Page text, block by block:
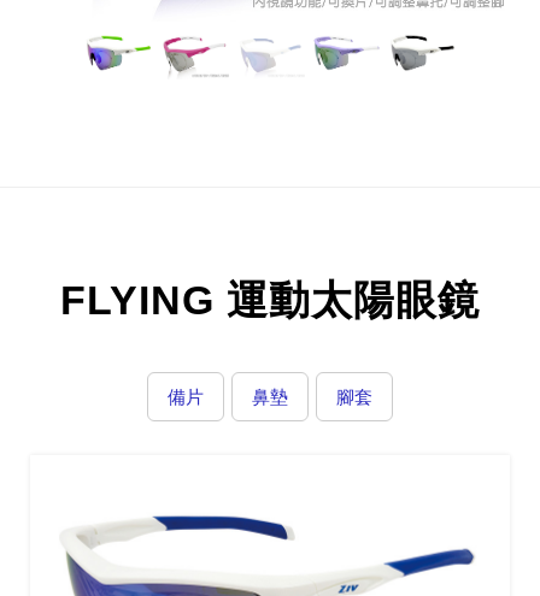
FLYING 運動太陽眼鏡
備片 鼻墊 腳套